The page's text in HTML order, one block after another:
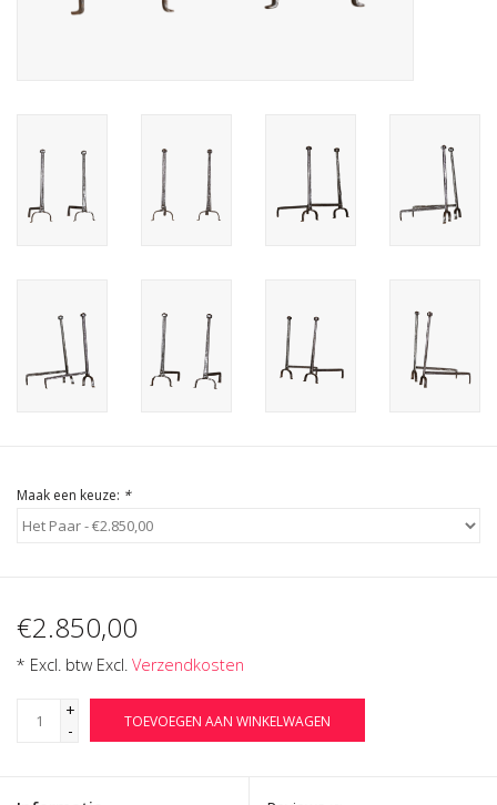
AI-Ready Database
Login
Maak een keuze: *
€2.850,00
* Excl. btw Excl. Verzendkosten
+
-
TOEVOEGEN AAN WINKELWAGEN